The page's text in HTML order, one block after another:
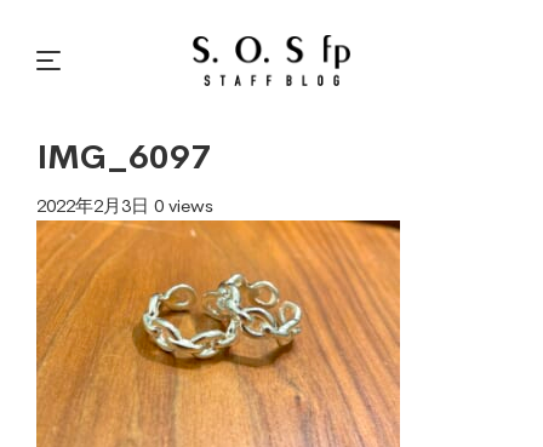
IMG_6097
2022年2月3日 0 views